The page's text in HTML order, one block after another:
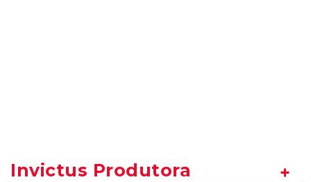
Invictus Produtora